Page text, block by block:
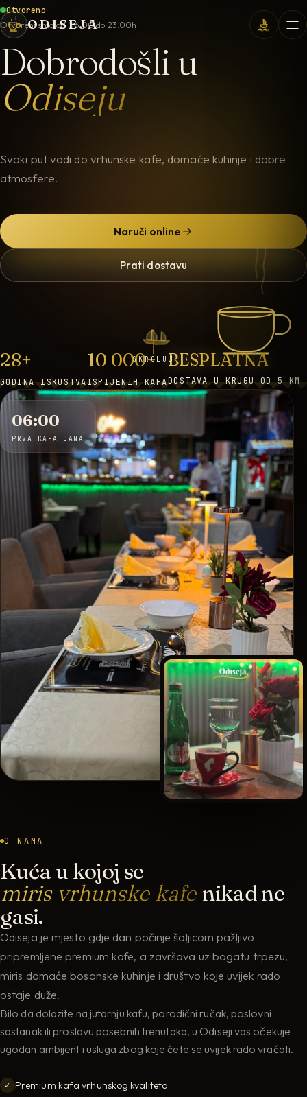
ODISEJA
Otvoreno
Otvoreni smo od 06:00 do 23:00h
Dobrodošli u
Odiseju
Svaki put vodi do vrhunske kafe, domaće kuhinje i dobre
atmosfere.
Naruči online
Prati dostavu
28+
GODINA ISKUSTVA
10 000+
ISPIJENIH KAFA
BESPLATNA
DOSTAVA U KRUGU OD 5 KM
SKROLUJ
06:00
PRVA KAFA DANA
O NAMA
Kuća u kojoj se
miris vrhunske kafe nikad ne
gasi.
Odiseja je mjesto gdje dan počinje šoljicom pažljivo
pripremljene premium kafe, a završava uz bogatu trpezu,
miris domaće bosanske kuhinje i društvo koje uvijek rado
ostaje duže.
Bilo da dolazite na jutarnju kafu, porodični ručak, poslovni
sastanak ili proslavu posebnih trenutaka, u Odiseji vas očekuje
ugodan ambijent i usluga zbog koje ćete se uvijek rado vraćati.
✓ Premium kafa vrhunskog kvaliteta